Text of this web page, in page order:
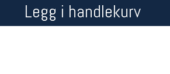
Legg i handlekurv